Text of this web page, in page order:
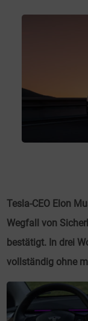
Tesla-CEO Elon
Wegfall von
bestätigt. In drei
vollständig ohne